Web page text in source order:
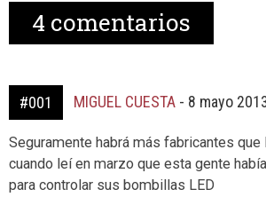
4 comentarios
#001 MIGUEL CUESTA - 8 mayo
Seguramente habrá más fabricantes que
cuando leí en marzo que esta gente
para controlar sus bombillas LED